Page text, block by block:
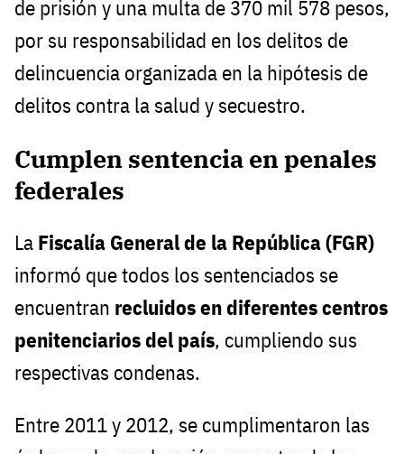
de prisión y una multa de 370 mil 578 pesos,
por su responsabilidad en los delitos de
delincuencia organizada en la hipótesis de
delitos contra la salud y secuestro.
Cumplen sentencia en penales
federales
La Fiscalía General de la República (FGR)
informó que todos los sentenciados se
encuentran recluidos en diferentes centros
penitenciarios del país, cumpliendo sus
respectivas condenas.
Entre 2011 y 2012, se cumplimentaron las